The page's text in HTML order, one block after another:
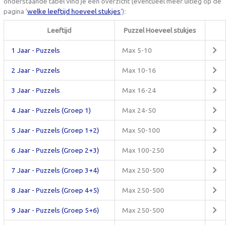
pagina ‘welke leeftijd hoeveel stukjes‘):
Leeftijd Puzzel Hoeveel stukjes
1 Jaar - Puzzels Max 5-10
2 Jaar - Puzzels Max 10-16
3 Jaar - Puzzels Max 16-24
4 Jaar - Puzzels (Groep 1) Max 24-50
5 Jaar - Puzzels (Groep 1+2) Max 50-100
6 Jaar - Puzzels (Groep 2+3) Max 100-250
7 Jaar - Puzzels (Groep 3+4) Max 250-500
8 Jaar - Puzzels (Groep 4+5) Max 250-500
9 Jaar - Puzzels (Groep 5+6) Max 250-500